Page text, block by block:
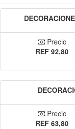
Precio
REF 92,80
Precio
REF 63,80